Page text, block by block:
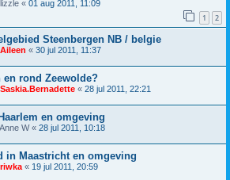
lizzle « 01 aug 2011, 11:09
1 2
Steenbergen NB / belgie
Aileen « 30 jul 2011, 11:37
rond Zeewolde?
Saskia.Bernadette « 28 jul 2011, 22:21
en omgeving
Anne W« 28 jul 2011, 10:18
in Maastricht en omgeving
riwka « 19 jul 2011, 20:59